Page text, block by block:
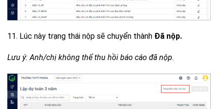
11. Lúc này trạng thái nộp sẽ chuyển thành Đã nộp.
Lưu ý: Anh/chị không thể thu hồi báo cáo đã nộp.